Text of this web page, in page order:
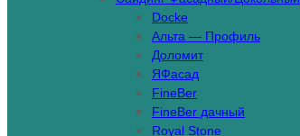
Docke
Альта — Профиль
Доломит
ЯФасад
FineBer
FineBer дачный
Royal Stone